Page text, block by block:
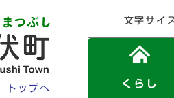
トップへ
文字サイ
くらし